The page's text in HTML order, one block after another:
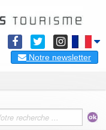
Notre newsletter